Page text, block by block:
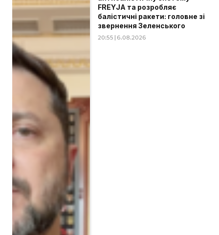
FREYJA та розробляє
балістичні ракети: головне зі
звернення Зеленського
20:55 | 6.08.2026